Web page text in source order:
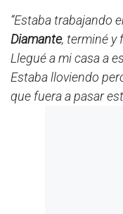
“Estaba trabajando
Diamante, terminé y
Llegué a mi casa a
Estaba lloviendo
que fuera a pasar